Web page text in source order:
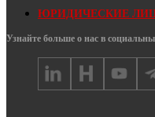
ЮРИДИЧЕСКИЕ
Узнайте больше о нас в